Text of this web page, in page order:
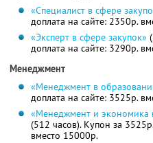
«Специалист в сфере
доплата на сайте: 2350р.
«Эксперт в сфере закупок»
доплата на сайте: 3290р.
Менеджмент
«Менеджмент в
доплата на сайте: 3525р.
«Менеджмент и экономика
(512 часов). Купон за
вместо 15000р.